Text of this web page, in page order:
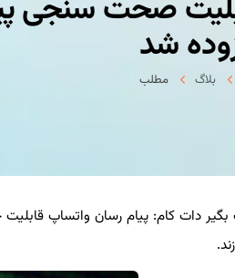
صحت سنجی
شد
بلاگ مطلب
بگیر دات كام: پیام رسان واتساپ